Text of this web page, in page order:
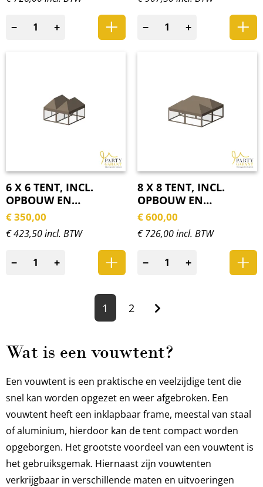
− + − +
6 X 6 TENT, INCL.
OPBOUW EN
ZIJWANDEN
€350,00
€ 423,50 incl. BTW
− +
8 X 8 TENT, INCL.
OPBOUW EN
ZIJWANDEN
€600,00
€ 726,00 incl. BTW
− +
1 2
Wat is een vouwtent?
Een vouwtent is een praktische en veelzijdige tent die
snel kan worden opgezet en weer afgebroken. Een
vouwtent heeft een inklapbaar frame, meestal van staal
of aluminium, hierdoor kan de tent compact worden
opgeborgen. Het grootste voordeel van een vouwtent is
het gebruiksgemak. Hiernaast zijn vouwtenten
verkrijgbaar in verschillende maten en uitvoeringen